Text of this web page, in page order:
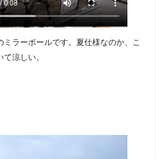
ミラーボールです。夏仕様なのか、こ
涼しい。